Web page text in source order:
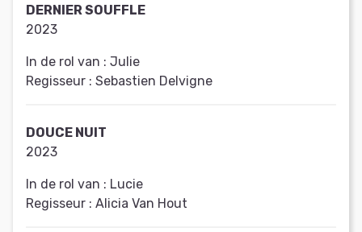
DERNIER SOUFFLE
2023
In de rol van : Julie
Regisseur : Sebastien Delvigne
DOUCE NUIT
2023
In de rol van : Lucie
Regisseur : Alicia Van Hout